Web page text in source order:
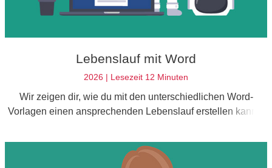
Lebenslauf mit Word
2026 | Lesezeit 12 Minuten
Wir zeigen dir, wie du mit den unterschiedlichen Word-
Vorlagen einen ansprechenden Lebenslauf erstellen kannst